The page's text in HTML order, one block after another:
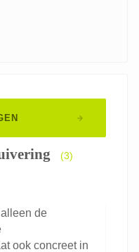
(3)
de
ook concreet in